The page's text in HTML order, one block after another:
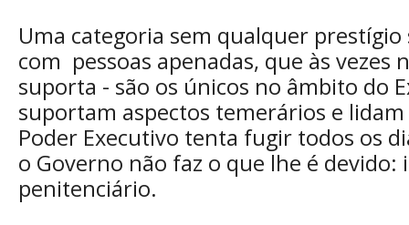
Uma categoria sem qualquer prestígio
com pessoas apenadas, que às vezes
suporta - são os únicos no âmbito do
suportam aspectos temerários e
Poder Executivo tenta fugir todos os
o Governo não faz o que lhe é
penitenciário.